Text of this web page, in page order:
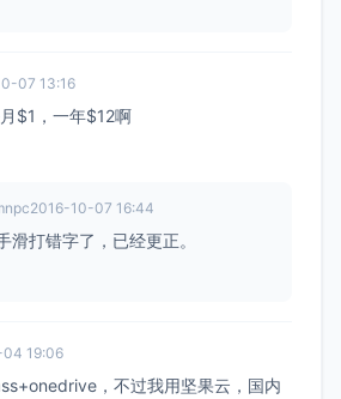
07 13:16
$1，一年$12啊
2016-10-07 16:44
滑打错字了，已经更正。
19:06
，不过我用坚果云，国内